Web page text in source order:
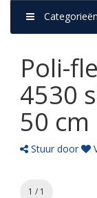
Categorieën
Poli-
4530
50 cm
Stuur door
1 / 1